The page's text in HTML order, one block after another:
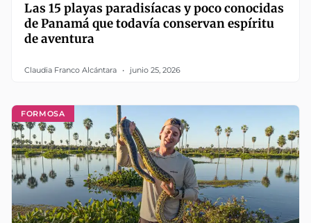
Las 15 playas paradisíacas y poco conocidas
de Panamá que todavía conservan espíritu
de aventura
Claudia Franco Alcántara junio 25, 2026
FORMOSA